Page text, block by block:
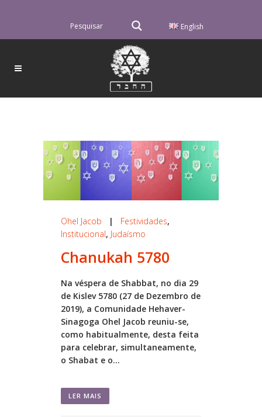
English
Ohel Jacob | Festividades,
Institucional, Judaísmo
Chanukah 5780
Na véspera de Shabbat, no dia 29
de Kislev 5780 (27 de Dezembro de
2019), a Comunidade Hehaver-
Sinagoga Ohel Jacob reuniu-se,
como habitualmente, desta feita
para celebrar, simultaneamente,
o Shabat e o...
LER MAIS